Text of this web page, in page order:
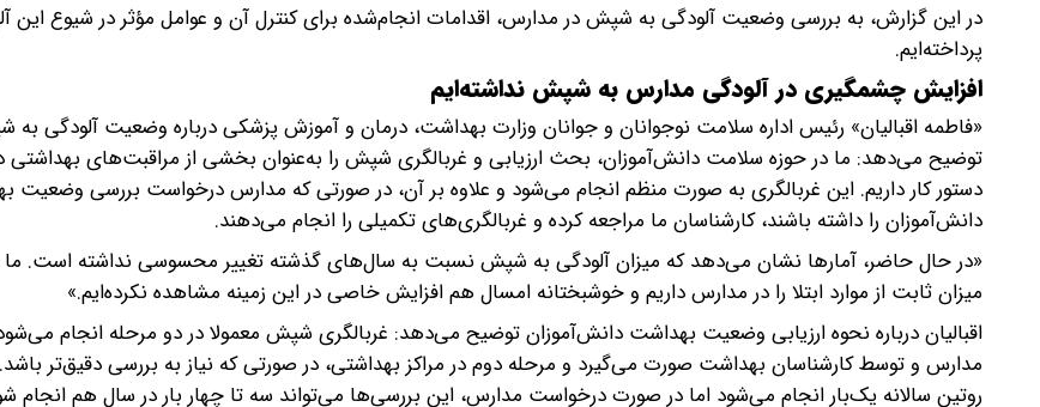
در این گزارش، به بررسی وضعیت آلودگی به شپش در مدارس، اقدامات انجام‌شده برای کنترل آن و عوامل مؤثر در شیوع این
پرداخته‌ایم.
افزایش چشمگیری در آلودگی مدارس به شپش نداشته‌ایم
«فاطمه اقبالیان» رئیس اداره سلامت نوجوانان و جوانان وزارت بهداشت، درمان و آموزش پزشکی درباره وضعیت آلودگی
توضیح می‌دهد: ما در حوزه سلامت دانش‌آموزان، بحث ارزیابی و غربالگری شپش را به‌عنوان بخشی از مراقبت‌های بهداشتی
دستور کار داریم. این غربالگری به ‌صورت منظم انجام می‌شود و علاوه بر آن، در صورتی که مدارس درخواست بررسی وضعیت
دانش‌آموزان را داشته باشند، کارشناسان ما مراجعه کرده و غربالگری‌های تکمیلی را انجام می‌دهند.
«در حال حاضر، آمارها نشان می‌دهد که میزان آلودگی به شپش نسبت به سال‌های گذشته تغییر محسوسی نداشته است.
میزان ثابت از موارد ابتلا را در مدارس داریم و خوشبختانه امسال هم افزایش خاصی در این زمینه مشاهده نکرده‌ایم.»
اقبالیان درباره نحوه ارزیابی وضعیت بهداشت دانش‌آموزان توضیح می‌دهد: غربالگری شپش معمولا در دو مرحله انجام
مدارس و توسط کارشناسان بهداشت صورت می‌گیرد و مرحله دوم در مراکز بهداشتی، در صورتی که نیاز به بررسی دقیق‌تر
روتین سالانه یک‌بار انجام می‌شود اما در صورت درخواست مدارس، این بررسی‌ها می‌تواند سه تا چهار بار در سال هم انجام